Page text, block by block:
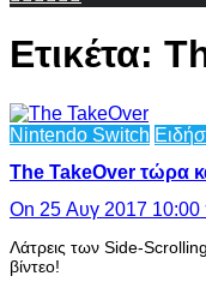
Ετικέτα:
Nintendo Switch
The TakeOver τώρα
On 25 Αυγ 2017 10:00
Λάτρεις των Side-Scrolling
βίντεο!